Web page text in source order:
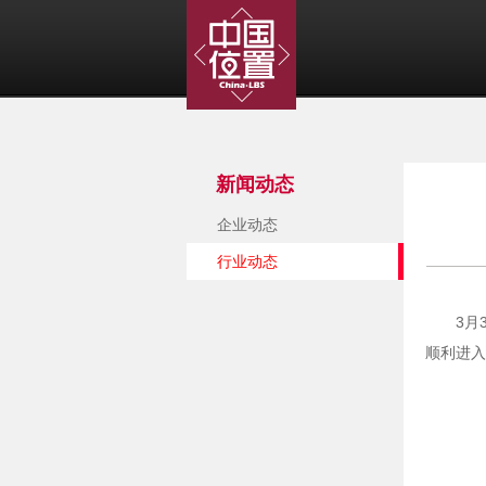
新闻动态
企业动态
行业动态
3月
顺利进